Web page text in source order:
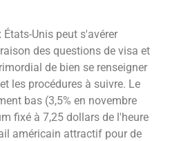
Unis peut s'avérer
des questions de visa et
de bien se renseigner
les procédures à suivre. Le
bas (3,5% en novembre
fixé à 7,25 dollars de l'heure
américain attractif pour de